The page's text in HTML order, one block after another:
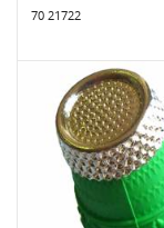
70 21722